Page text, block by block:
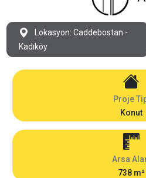
Lokasyon: Caddebostan -
Kadıköy
Proje
Konut
Arsa
738 m²